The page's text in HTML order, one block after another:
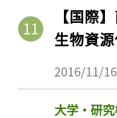
【国際
生物資
2016/11/16
大学・研